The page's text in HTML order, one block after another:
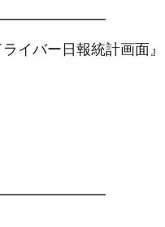
イバー日報統計画面』